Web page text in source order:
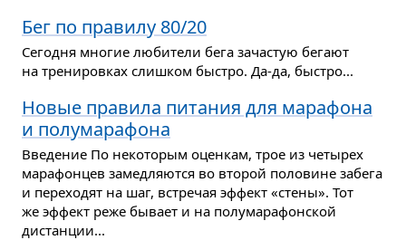
Бег по правилу 80/20
Сегодня многие любители бега зачастую бегают
на тренировках слишком быстро. Да-да, быстро...
Новые правила питания для марафона
и полумарафона
Введение По некоторым оценкам, трое из четырех
марафонцев замедляются во второй половине забега
и переходят на шаг, встречая эффект «стены». Тот
же эффект реже бывает и на полумарафонской
дистанции...